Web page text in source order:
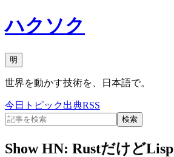
ハクソク
明
世界を動かす技術を、日本語で。
今日 トピック出典RSS
検索
Show HN: RustだけどLisp